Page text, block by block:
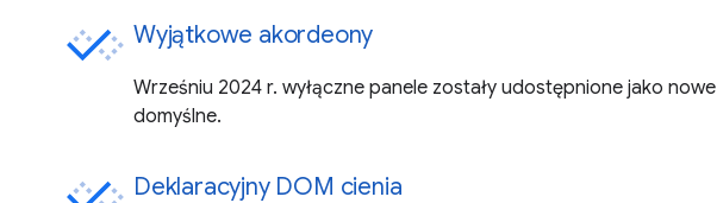
Wyjątkowe akordeony
Wrześniu 2024 r. wyłączne panele zostały udostępnione jako nowe
domyślne.
Deklaracyjny DOM cienia